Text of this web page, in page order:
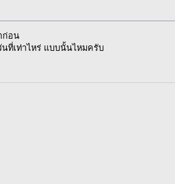
ก่อน
นที่เท่าไหร่ แบบนั้นไหมครับ